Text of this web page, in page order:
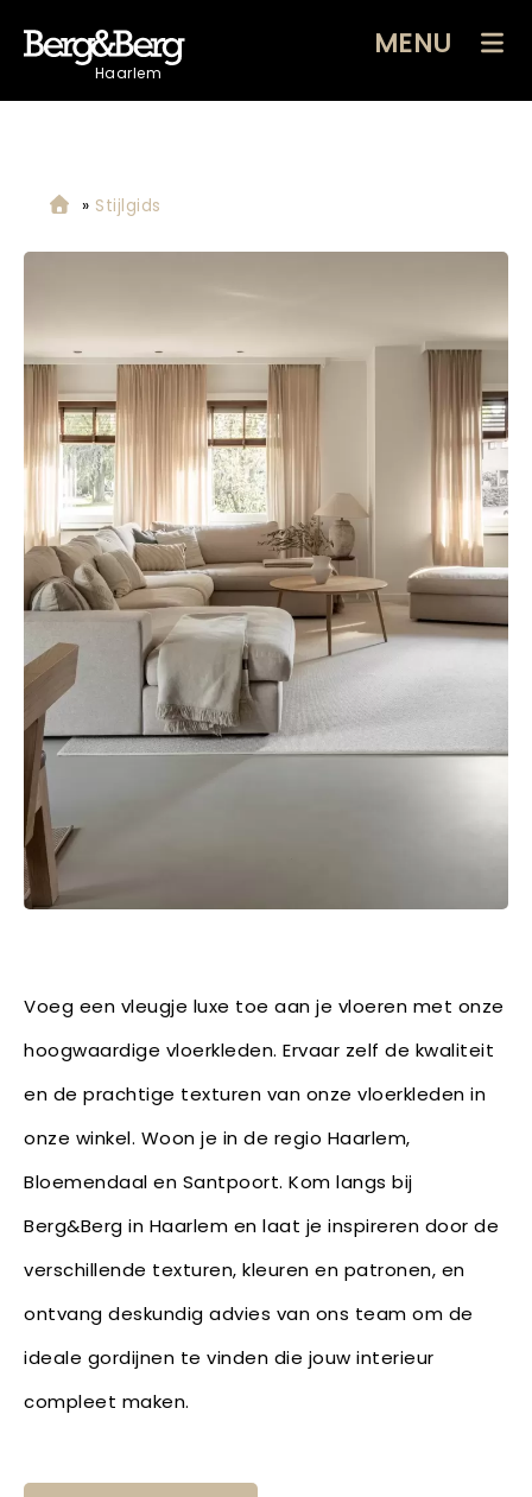
Haarlem
MENU
» Stijlgids
Voeg een vleugje luxe toe aan je vloeren met onze
hoogwaardige vloerkleden. Ervaar zelf de kwaliteit
en de prachtige texturen van onze vloerkleden in
onze winkel. Woon je in de regio Haarlem,
Bloemendaal en Santpoort. Kom langs bij
Berg&Berg in Haarlem en laat je inspireren door de
verschillende texturen, kleuren en patronen, en
ontvang deskundig advies van ons team om de
ideale gordijnen te vinden die jouw interieur
compleet maken.